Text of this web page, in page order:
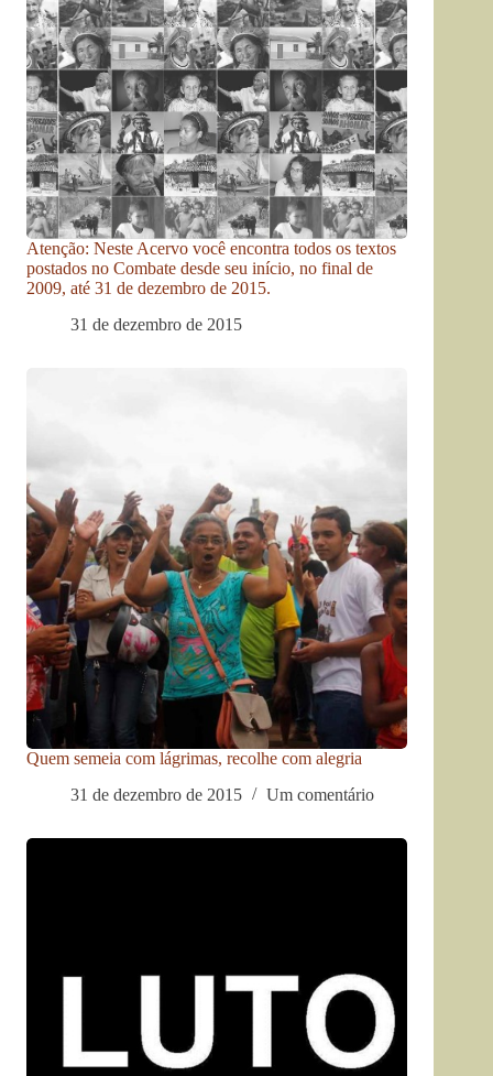
Atenção: Neste Acervo você encontra todos os textos
postados no Combate desde seu início, no final de
2009, até 31 de dezembro de 2015.
31 de dezembro de 2015
Quem semeia com lágrimas, recolhe com alegria
31 de dezembro de 2015
Um comentário